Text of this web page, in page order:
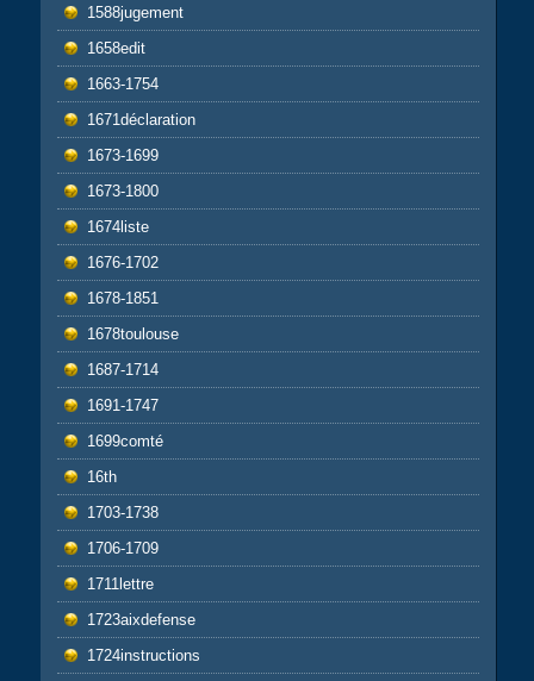
1588jugement
1658edit
1663-1754
1671déclaration
1673-1699
1673-1800
1674liste
1676-1702
1678-1851
1678toulouse
1687-1714
1691-1747
1699comté
16th
1703-1738
1706-1709
1711lettre
1723aixdefense
1724instructions